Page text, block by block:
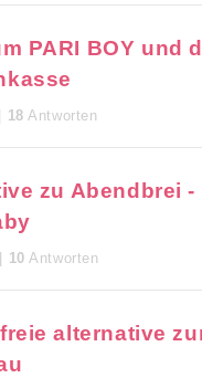
PARI BOY und
18 Antworten
zu Abendbrei -
10 Antworten
alternative